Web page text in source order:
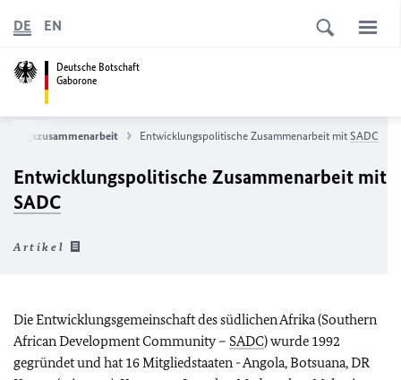
Deutsche Botschaft
Gaborone
DE EN
Entwicklungspolitische Zusammenarbeit mit SADC
Entwicklungspolitische Zusammenarbeit mit
SADC
Artikel
Die Entwicklungsgemeinschaft des südlichen Afrika (Southern
African Development Community – SADC) wurde 1992
gegründet und hat 16 Mitgliedstaaten - Angola, Botsuana, DR